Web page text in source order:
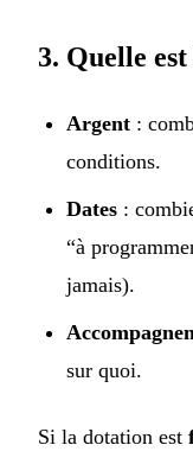
3. Quelle
Argent :
conditions.
Dates :
“à
jamais).
sur quoi.
Si la dotation est